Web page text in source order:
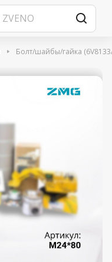
Болт/шайбы/гайка